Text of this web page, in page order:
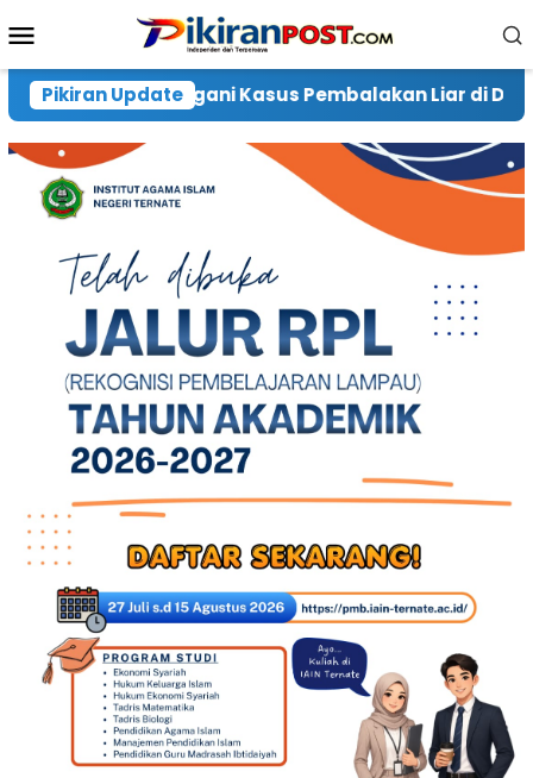
ke
Mobile
Pikiran Update
Liar di Desa Waringi, Warga Harap Pelaku